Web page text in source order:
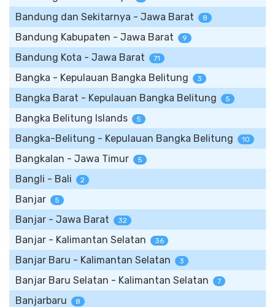
Bandung dan Sekitarnya - Jawa Barat 8
Bandung Kabupaten - Jawa Barat 9
Bandung Kota - Jawa Barat 71
Bangka - Kepulauan Bangka Belitung 3
Bangka Barat - Kepulauan Bangka Belitung 5
Bangka Belitung Islands 5
Bangka-Belitung - Kepulauan Bangka Belitung 10
Bangkalan - Jawa Timur 5
Bangli - Bali 2
Banjar 5
Banjar - Jawa Barat 32
Banjar - Kalimantan Selatan 36
Banjar Baru - Kalimantan Selatan 3
Banjar Baru Selatan - Kalimantan Selatan 7
Banjarbaru 8